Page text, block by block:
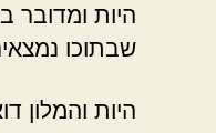
היות ומדובר
שבתוכו
היות והמלון